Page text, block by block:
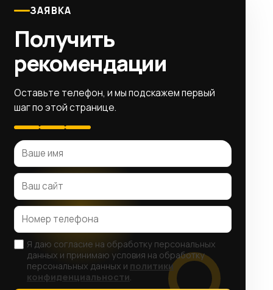
ЗАЯВКА
Получить
рекомендации
Оставьте телефон, и мы подскажем первый
шаг по этой странице.
Я даю согласие на обработку персональных
данных и принимаю условия на обработку
персональных данных и политики
конфиденциальности.